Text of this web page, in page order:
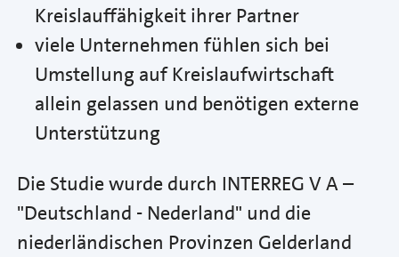
Kreislauffähigkeit ihrer Partner
viele Unternehmen fühlen sich bei
Umstellung auf Kreislaufwirtschaft
allein gelassen und benötigen externe
Unterstützung
Die Studie wurde durch INTERREG V A –
"Deutschland - Nederland" und die
niederländischen Provinzen Gelderland